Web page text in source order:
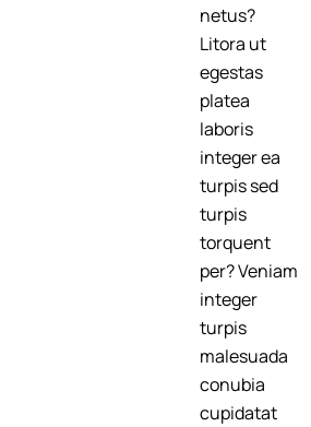
netus?
Litora ut
egestas
platea
laboris
integer ea
turpis sed
turpis
torquent
per? Veniam
integer
turpis
malesuada
conubia
cupidatat